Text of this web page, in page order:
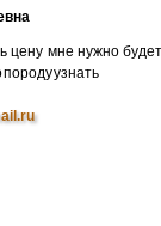
цену мне нужно
узнать